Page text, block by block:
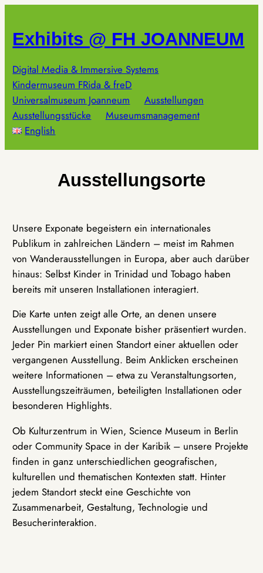
springen
Exhibits @ FH JOANNEUM
Digital Media & Immersive Systems
Kindermuseum FRida & freD
Universalmuseum Joanneum
Ausstellungen
Ausstellungsstücke
Museumsmanagement
English
Ausstellungsorte
Unsere Exponate begeistern ein internationales
Publikum in zahlreichen Ländern – meist im Rahmen
von Wanderausstellungen in Europa, aber auch darüber
hinaus: Selbst Kinder in Trinidad und Tobago haben
bereits mit unseren Installationen interagiert.
Die Karte unten zeigt alle Orte, an denen unsere
Ausstellungen und Exponate bisher präsentiert wurden.
Jeder Pin markiert einen Standort einer aktuellen oder
vergangenen Ausstellung. Beim Anklicken erscheinen
weitere Informationen – etwa zu Veranstaltungsorten,
Ausstellungszeiträumen, beteiligten Installationen oder
besonderen Highlights.
Ob Kulturzentrum in Wien, Science Museum in Berlin
oder Community Space in der Karibik – unsere Projekte
finden in ganz unterschiedlichen geografischen,
kulturellen und thematischen Kontexten statt. Hinter
jedem Standort steckt eine Geschichte von
Zusammenarbeit, Gestaltung, Technologie und
Besucherinteraktion.